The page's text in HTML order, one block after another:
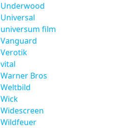
Underwood
Universal
universum film
Vanguard
Verotik
vital
Warner Bros
Weltbild
Wick
Widescreen
Wildfeuer